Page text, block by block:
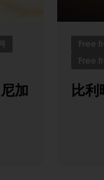
加
Free
Free
比